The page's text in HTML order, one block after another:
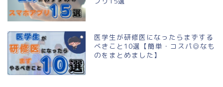
医学生が研修医になったらまずする
べきこと10選【簡単・コスパ◎なも
のをまとめました】